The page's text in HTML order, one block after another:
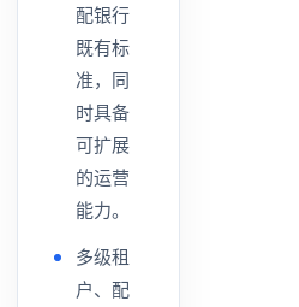
配银行
既有标
准，同
时具备
可扩展
的运营
能力。
多级租
户、配